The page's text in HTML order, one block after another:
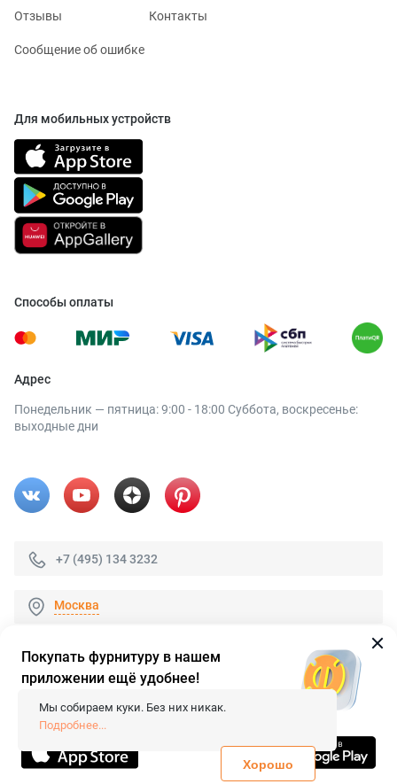
Отзывы Контакты
Сообщение об ошибке
Для мобильных устройств
Способы оплаты
Адрес
Понедельник — пятница: 9:00 - 18:00 Суббота, воскресенье:
выходные дни
+7 (495) 134 3232
Москва
© 2026 «FieraShop.ru»
Сопровождение сайта
- Вебформат.
Все права защищены.
Не является публичной офертой
Политика конфиденциальности
Покупать фурнитуру в нашем
приложении ещё удобнее!
Мы собираем куки. Без них никак.
Подробнее...
Хорошо